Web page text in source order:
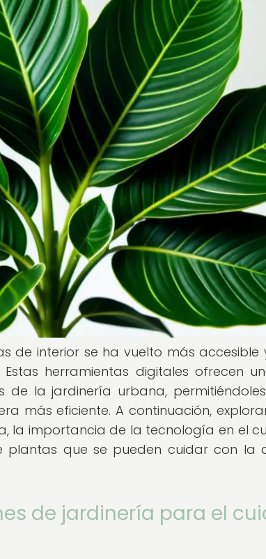
de interior se ha vuelto más accesible
herramientas digitales ofrecen
la jardinería urbana,
más eficiente. A continuación,
la importancia de la tecnología en el
plantas que se pueden cuidar con la
de jardinería para el